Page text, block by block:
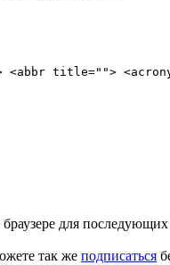
title="">
для
так же подписаться